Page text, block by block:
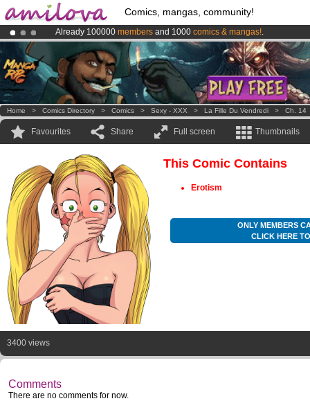
Comics, mangas, community!
Already 100000 members and 1000 comics & mangas!.
AmilovaKickstarter is now LIVE!.
Premium membership from3.95 euros per month !Get membership
Home > Comics Directory > Comics > Sexy - XXX > La Fille Du Vendredi > Ch. 14
Favourites Share Full screen Thumbnails
This Comic Contains
Erotism
ONLY MEMBERS
CLICK HERE
3400 views
Comments
There are no comments for now.